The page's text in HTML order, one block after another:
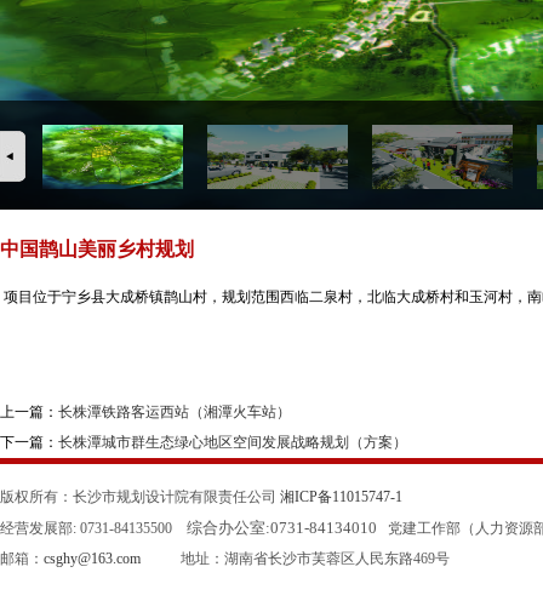
中国鹊山美丽乡村规划
项目位于宁乡县大成桥镇鹊山村，规划范围西临二泉村，北临大成桥村和玉河村
上一篇： 长株潭铁路客运西站（湘潭火车站）
下一篇： 长株潭城市群生态绿心地区空间发展战略规划（方案）
版权所有：长沙市规划设计院有限责任公司 湘ICP备11015747-1
经营发展部: 0731-84135500 综合办公室:0731-84134010
党建工作部（人力资源
邮箱： csghy@163.com 地址：湖南省长沙市芙蓉区人民东路469号